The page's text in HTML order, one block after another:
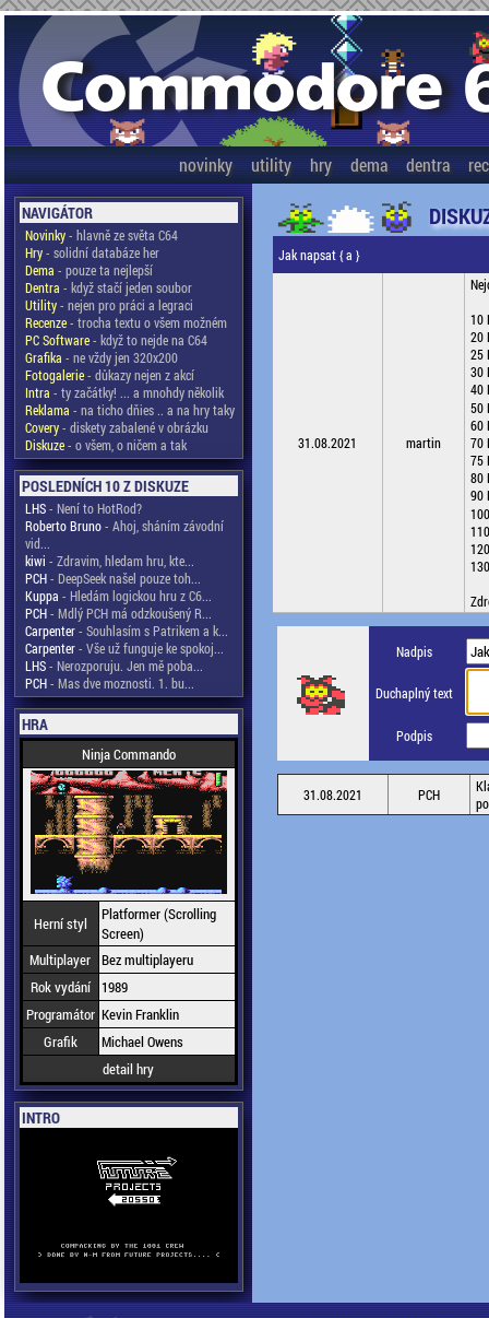
novinky utility hry dema dentra
NAVIGÁTOR
Novinky- hlavně ze světa C64
Hry- solidní databáze her
Dema - pouze ta nejlepší
Dentra - když stačí jeden soubor
Utility- nejen pro práci a legraci
Recenze- trocha textu o všem možném
PC Software- když to nejde na C64
Grafika - ne vždy jen 320x200
Fotogalerie- důkazy nejen z akcí
Intra - ty začátky! ... a mnohdy několik
Reklama - na ticho dňies .. a na hry taky
Covery- diskety zabalené v obrázku
Diskuze- o všem, o ničem a tak
POSLEDNÍCH 10 Z DISKUZE
LHS- Není to HotRod?
Roberto Bruno- Ahoj, sháním závodní
vid...
kiwi - Zdravim, hledam hru, kte...
PCH- DeepSeek našel pouze toh...
Kuppa - Hledám logickou hru z C6...
PCH- Mdlý PCH má odzkoušený R...
Carpenter- Souhlasím s Patrikem a k...
Carpenter- Vše už funguje ke spokoj...
LHS- Nerozporuju. Jen mě poba...
PCH- Mas dve moznosti. 1. bu...
HRA
Ninja Commando
Herní styl
Platformer (Scrolling
Screen)
Multiplayer Bez multiplayeru
Rok vydání
1989
Programátor Kevin Franklin
Grafik
Michael Owens
detail hry
INTRO
Jak napsat { a }
31.08.2021 martin
10
20
25
30
40
50
60
70
75
80
90
Nadpis
Duchaplný text
Podpis
31.08.2021 PCH